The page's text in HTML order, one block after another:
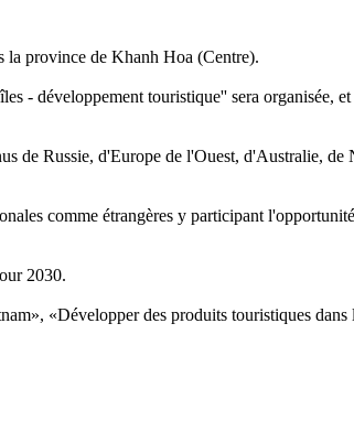
la province de Khanh Hoa (Centre).
- développement touristique'' sera organisée,
de Russie, d'Europe de l'Ouest, d'Australie,
comme étrangères y participant
2030.
«Développer des produits touristiques